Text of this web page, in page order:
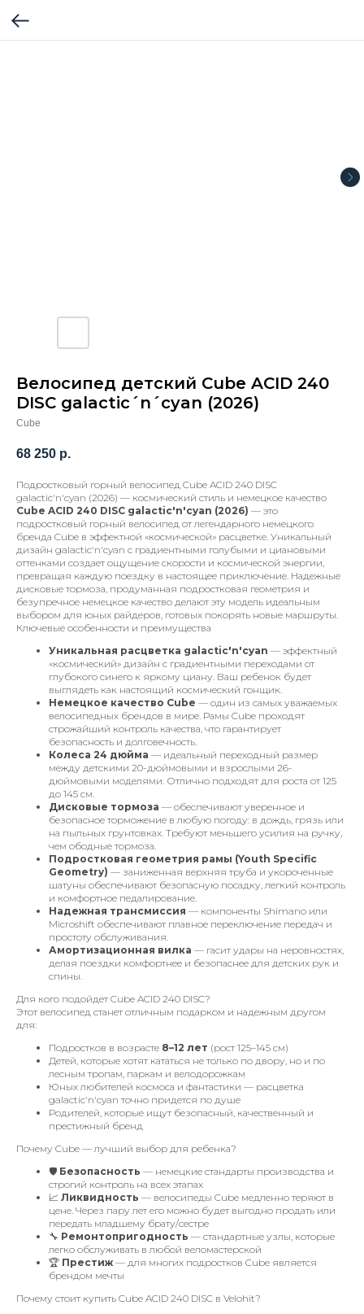
Велосипед детский Cube ACID 240
DISC galactic´n´cyan (2026)
Cube
68 250 р.
Подростковый горный велосипед Cube ACID 240 DISC
galactic'n'cyan (2026) — космический стиль и немецкое качество
Cube ACID 240 DISC galactic'n'cyan (2026) — это
подростковый горный велосипед от легендарного немецкого
бренда Cube в эффектной «космической» расцветке. Уникальный
дизайн galactic'n'cyan с градиентными голубыми и циановыми
оттенками создает ощущение скорости и космической энергии,
превращая каждую поездку в настоящее приключение. Надежные
дисковые тормоза, продуманная подростковая геометрия и
безупречное немецкое качество делают эту модель идеальным
выбором для юных райдеров, готовых покорять новые маршруты.
Ключевые особенности и преимущества
Уникальная расцветка galactic'n'cyan — эффектный
«космический» дизайн с градиентными переходами от
глубокого синего к яркому циану. Ваш ребенок будет
выглядеть как настоящий космический гонщик.
Немецкое качество Cube — один из самых уважаемых
велосипедных брендов в мире. Рамы Cube проходят
строжайший контроль качества, что гарантирует
безопасность и долговечность.
Колеса 24 дюйма — идеальный переходный размер
между детскими 20-дюймовыми и взрослыми 26-
дюймовыми моделями. Отлично подходят для роста от 125
до 145 см.
Дисковые тормоза — обеспечивают уверенное и
безопасное торможение в любую погоду: в дождь, грязь или
на пыльных грунтовках. Требуют меньшего усилия на ручку,
чем ободные тормоза.
Подростковая геометрия рамы (Youth Specific
Geometry) — заниженная верхняя труба и укороченные
шатуны обеспечивают безопасную посадку, легкий контроль
и комфортное педалирование.
Надежная трансмиссия — компоненты Shimano или
Microshift обеспечивают плавное переключение передач и
простоту обслуживания.
Амортизационная вилка — гасит удары на неровностях,
делая поездки комфортнее и безопаснее для детских рук и
спины.
Для кого подойдет Cube ACID 240 DISC?
Этот велосипед станет отличным подарком и надежным другом
для:
Подростков в возрасте 8–12 лет (рост 125–145 см)
Детей, которые хотят кататься не только по двору, но и по
лесным тропам, паркам и велодорожкам
Юных любителей космоса и фантастики — расцветка
galactic'n'cyan точно придется по душе
Родителей, которые ищут безопасный, качественный и
престижный бренд
Почему Cube — лучший выбор для ребенка?
🛡 Безопасность — немецкие стандарты производства и
строгий контроль на всех этапах
📈 Ликвидность — велосипеды Cube медленно теряют в
цене. Через пару лет его можно будет выгодно продать или
передать младшему брату/сестре
🔧 Ремонтопригодность — стандартные узлы, которые
легко обслуживать в любой веломастерской
🏆 Престиж — для многих подростков Cube является
брендом мечты
Почему стоит купить Cube ACID 240 DISC в Velohit?